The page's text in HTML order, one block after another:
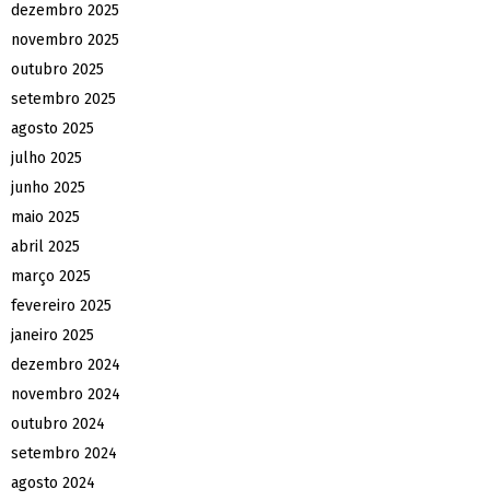
dezembro 2025
novembro 2025
outubro 2025
setembro 2025
agosto 2025
julho 2025
junho 2025
maio 2025
abril 2025
março 2025
fevereiro 2025
janeiro 2025
dezembro 2024
novembro 2024
outubro 2024
setembro 2024
agosto 2024